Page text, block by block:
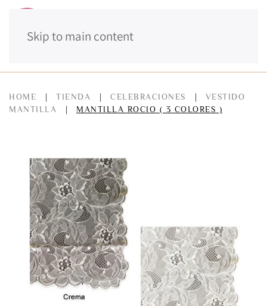
Skip to main content
HOME TIENDA CELEBRACIONES
VESTIDO
MANTILLA
MANTILLA ROCIO ( 3 COLORES )